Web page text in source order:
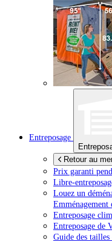
Entreposage
Retour au
Prix garanti
Libre-
Louez un
Entreposage
Entreposage de
Guide des